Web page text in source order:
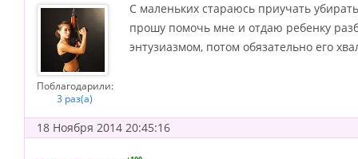
Поблагодарили:
3 раз(а)
С маленьких стараюсь приучать
прошу помочь мне и отдаю ребенку
энтузиазмом, потом обязательно его
18 Ноября 2014 20:45:16